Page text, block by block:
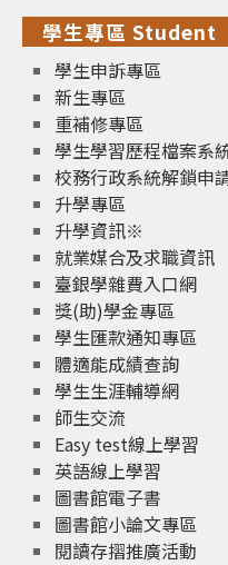
學生專區 Student
學生申訴專區
新生專區
重補修專區
學生學習歷程檔案系
校務行政系統解鎖申
升學專區
升學資訊※
就業媒合及求職資訊
臺銀學雜費入口網
獎(助)學金專區
學生匯款通知專區
體適能成績查詢
學生生涯輔導網
師生交流
Easy test線上學習
英語線上學習
圖書館電子書
圖書館小論文專區
閱讀存摺推廣活動